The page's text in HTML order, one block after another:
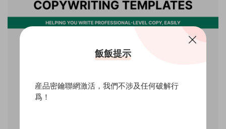
飯飯提示
産品密鑰聯網激活，我們不涉及任何破解行
爲！